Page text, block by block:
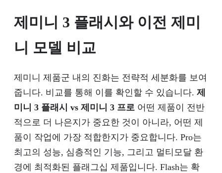
제미니 3 플래시와 이전 제미
니 모델 비교
제미니 제품군 내의 진화는 전략적 세분화를 보여
줍니다. 비교를 통해 이를 확인할 수 있습니다. 제
미니 3 플래시 vs 제미니 3 프로 어떤 제품이 전반
적으로 더 나은지가 중요한 것이 아니라, 어떤 제
품이 작업에 가장 적합한지가 중요합니다. Pro는
최고의 성능, 심층적인 기능, 그리고 멀티모달 환
경에 최적화된 플래그십 제품입니다. Flash는 확